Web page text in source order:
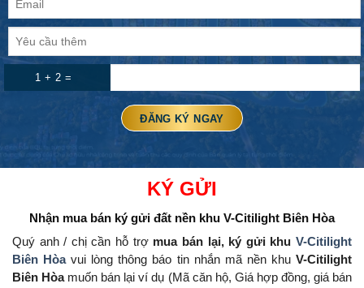
1 + 2 =
KÝ GỬI
Nhận mua bán ký gửi đất nền khu V-Citilight Biên Hòa
Quý anh / chị cần hỗ trợ mua bán lại, ký gửi khuV-Citilight
Biên Hòavui lòng thông báo tin nhắn mã nền khuV-Citilight
Biên Hòamuốn bán lại ví dụ (Mã căn hộ, Giá hợp đồng, giá bán